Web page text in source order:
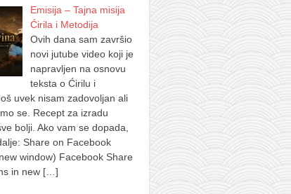
Emisija – Tajna misija
Ćirila i Metodija
Ovih dana sam završio
novi jutube video koji je
napravljen na osnovu
teksta o Ćirilu i
uvek nisam zadovoljan ali
se. Recept za izradu
bolji. Ako vam se dopada,
Share on Facebook
window) Facebook Share
in new […]